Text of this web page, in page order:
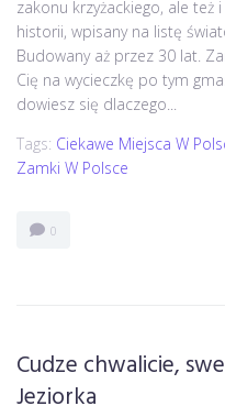
zakonu krzyżackiego, ale też
historii, wpisany na listę
Budowany aż przez 30 lat.
Cię na wycieczkę po tym
dowiesz się dlaczego...
Tags: Ciekawe Miejsca W
Zamki W Polsce
0
Cudze chwalicie,
Jeziorka